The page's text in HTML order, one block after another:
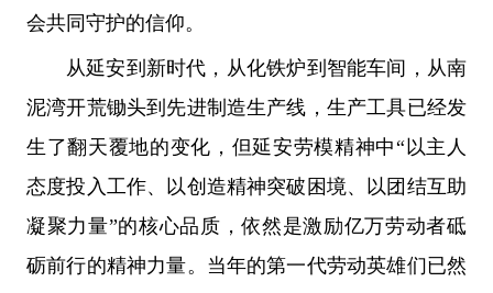
会共同守护的信仰。
从延安到新时代，从化铁炉到智能车间，从南
泥湾开荒锄头到先进制造生产线，生产工具已经发
生了翻天覆地的变化，但延安劳模精神中“以主人
态度投入工作、以创造精神突破困境、以团结互助
凝聚力量”的核心品质，依然是激励亿万劳动者砥
砺前行的精神力量。当年的第一代劳动英雄们已然